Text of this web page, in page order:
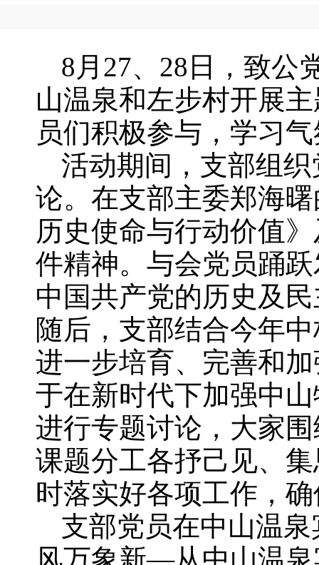
8月27、28日，致公
山温泉和左步村开展
员们积极参与，学习
活动期间，支部组
论。在支部主委郑海
历史使命与行动价值
件精神。与会党员踊
中国共产党的历史及
随后，支部结合今年
进一步培育、完善和
于在新时代下加强中
进行专题讨论，大家
课题分工各抒己见、
时落实好各项工作，
支部党员在中山温